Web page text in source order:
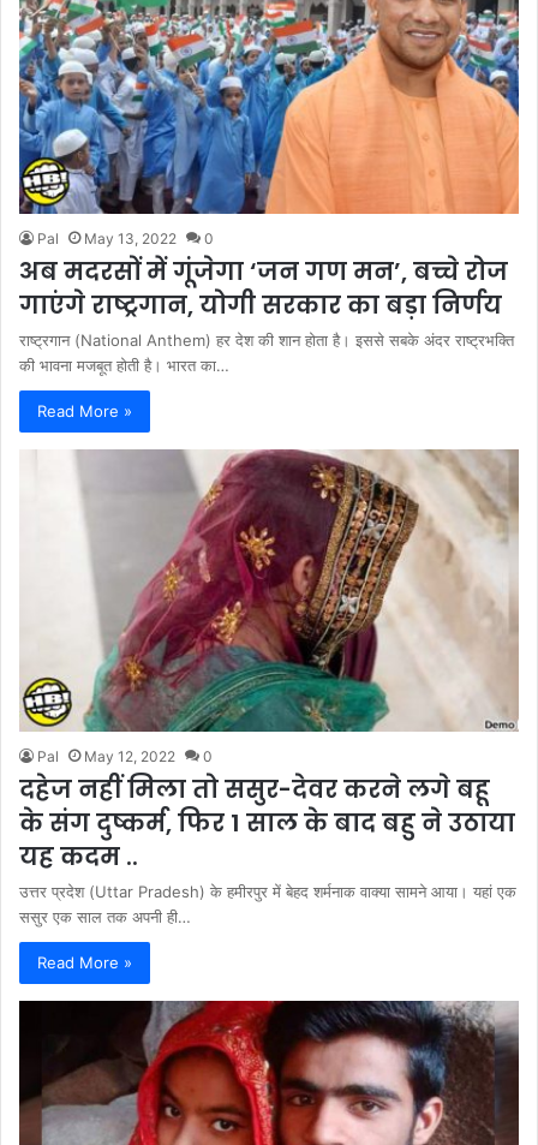
Pal May 13, 2022 0
अब मदरसों में गूंजेगा ‘जन गण मन’, बच्चे रोज
गाएंगे राष्ट्रगान, योगी सरकार का बड़ा निर्णय
राष्ट्रगान (National Anthem) हर देश की शान होता है। इससे सबके अंदर राष्ट्रभक्ति
की भावना मजबूत होती है। भारत का…
Read More »
Pal May 12, 2022 0
दहेज नहीं मिला तो ससुर-देवर करने लगे बहू
के संग दुष्कर्म, फिर 1 साल के बाद बहु ने उठाया
यह कदम ..
उत्तर प्रदेश (Uttar Pradesh) के हमीरपुर में बेहद शर्मनाक वाक्या सामने आया। यहां एक
ससुर एक साल तक अपनी ही…
Read More »